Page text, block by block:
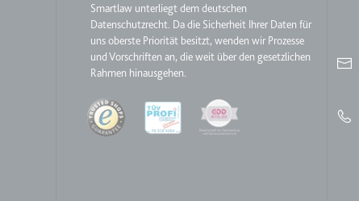
Smartlaw unterliegt dem deutschen
Datenschutzrecht. Da die Sicherheit Ihrer Daten für
uns oberste Priorität besitzt, wenden wir Prozesse
und Vorschriften an, die weit über den gesetzlichen
Rahmen hinausgehen.
Quality